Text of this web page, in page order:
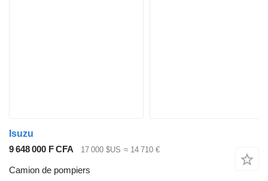
Isuzu
9 648 000 F CFA
17 000 $US ≈ 14 710 €
Camion de pompiers